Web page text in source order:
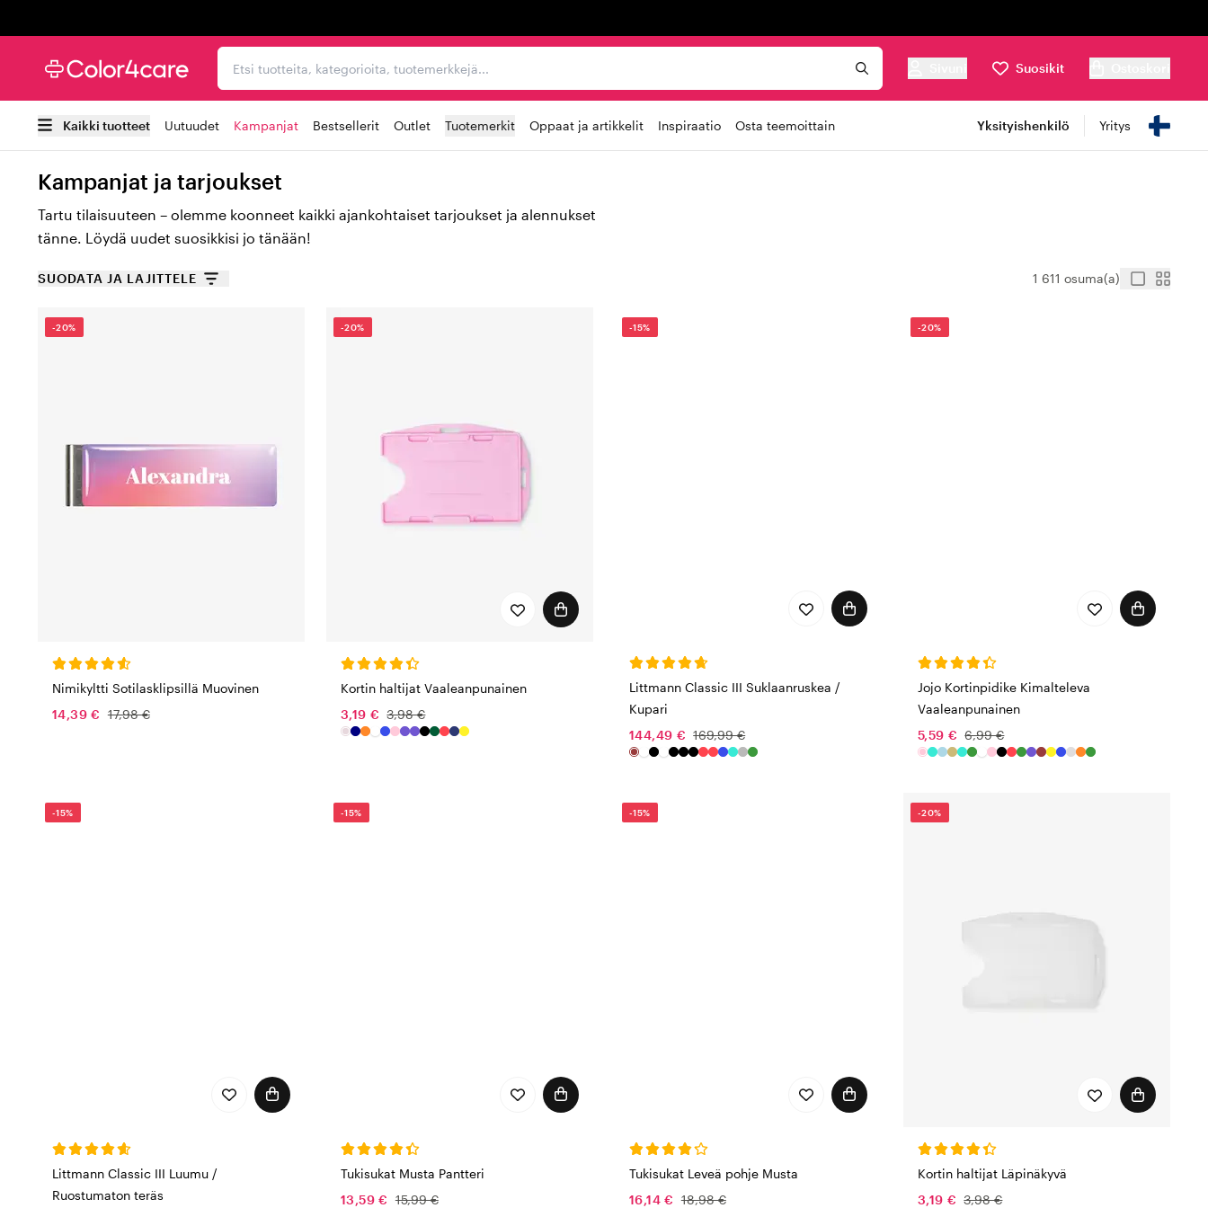
Etsi tuotteita, kategorioita, tuotemerkkejä...
Suosikit
Kaikki tuotteet Uutuudet Kampanjat Bestsellerit Outlet Tuotemerkit Oppaat ja artikkelit Inspiraatio Osta teemoittain Yksityishenkilö Yritys
Kampanjat ja tarjoukset
Tartu tilaisuuteen – olemme koonneet kaikki ajankohtaiset tarjoukset ja alennukset
tänne. Löydä uudet suosikkisi jo tänään!
SUODATA JA LAJITTELE 1 611 osuma(a)
-20%
Nimikyltti Sotilasklipsillä Muovinen
14,39 € 17,98 €
-20%
Kortin haltijat Vaaleanpunainen
3,19 € 3,98 €
-15%
Littmann Classic III Suklaanruskea /
Kupari
144,49 € 169,99 €
-20%
Jojo Kortinpidike Kimalteleva
Vaaleanpunainen
5,59 € 6,99 €
-15%
Littmann Classic III Luumu /
Ruostumaton teräs
-15%
Tukisukat Musta Pantteri
13,59 € 15,99 €
-15%
Tukisukat Leveä pohje Musta
16,14 € 18,98 €
-20%
Kortin haltijat Läpinäkyvä
3,19 € 3,98 €